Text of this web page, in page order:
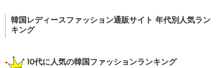
韓国レディースファッション通販サイト 年代別人気ラン
キング
10代に人気の韓国ファッションランキング